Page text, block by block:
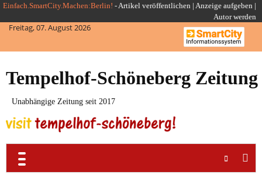
Skip
to
content
Einfach.SmartCity.Machen:Berlin! -Artikel veröffentlichen | Anzeige aufgeben |
Autor werden
Freitag, 07. August 2026
Tempelhof-Schöneberg Zeitung
Unabhängige Zeitung seit 2017